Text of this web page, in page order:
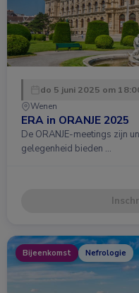
do 5 juni 2025 om
Wenen
ERA in ORANJE 2025
De ORANJE-meetings zijn
gelegenheid bieden …
Bijeenkomst Nefrologie